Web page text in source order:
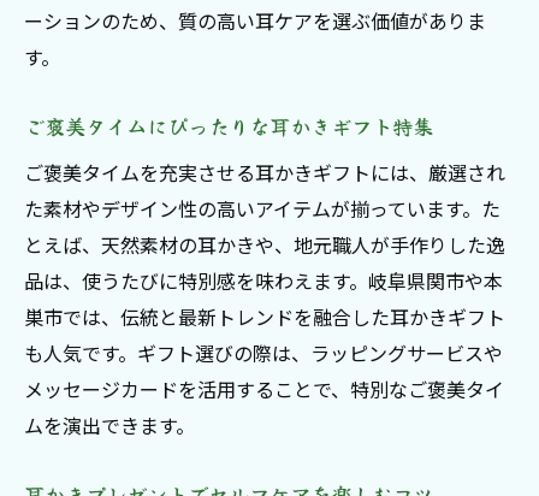
ーションのため、質の高い耳ケアを選ぶ価値がありま
す。
ご褒美タイムにぴったりな耳かきギフト特集
ご褒美タイムを充実させる耳かきギフトには、厳選され
た素材やデザイン性の高いアイテムが揃っています。た
とえば、天然素材の耳かきや、地元職人が手作りした逸
品は、使うたびに特別感を味わえます。岐阜県関市や本
巣市では、伝統と最新トレンドを融合した耳かきギフト
も人気です。ギフト選びの際は、ラッピングサービスや
メッセージカードを活用することで、特別なご褒美タイ
ムを演出できます。